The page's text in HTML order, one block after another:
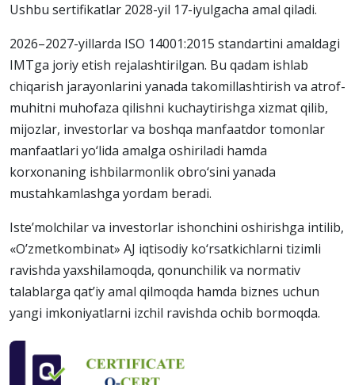
Ushbu sertifikatlar 2028-yil 17-iyulgacha amal qiladi.
2026–2027-yillarda ISO 14001:2015 standartini amaldagi
IMTga joriy etish rejalashtirilgan. Bu qadam ishlab
chiqarish jarayonlarini yanada takomillashtirish va atrof-
muhitni muhofaza qilishni kuchaytirishga xizmat qilib,
mijozlar, investorlar va boshqa manfaatdor tomonlar
manfaatlari yo‘lida amalga oshiriladi hamda
korxonaning ishbilarmonlik obro‘sini yanada
mustahkamlashga yordam beradi.
Iste’molchilar va investorlar ishonchini oshirishga intilib,
«O’zmetkombinat» AJ iqtisodiy ko‘rsatkichlarni tizimli
ravishda yaxshilamoqda, qonunchilik va normativ
talablarga qat’iy amal qilmoqda hamda biznes uchun
yangi imkoniyatlarni izchil ravishda ochib bormoqda.